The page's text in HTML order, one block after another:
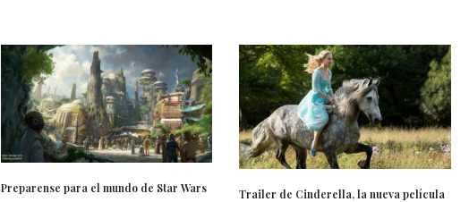
Preparense para el mundo de Star Wars
Trailer de Cinderella, la nueva película